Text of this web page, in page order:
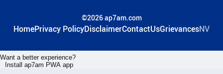
©2026 ap7am.com
HomePrivacy PolicyDisclaimerContactUsGrievancesNV
Want a better experience?
Install ap7am PWA app